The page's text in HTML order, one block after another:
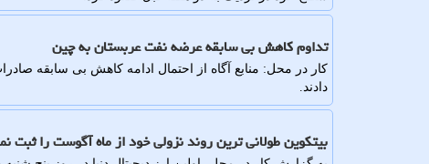
تداوم کاهش بی سابقه عرضه نفت عربستان به چین
کار در محل: منابع آگاه از احتمال ادامه کاهش بی سابقه
دادند.
بیتکوین طولانی ترین روند نزولی خود از ماه آگوست را ثبت